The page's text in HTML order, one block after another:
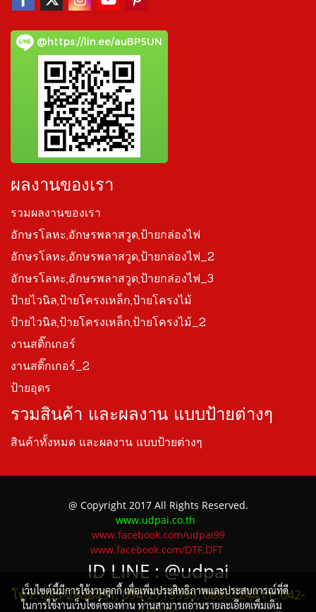
@https://lin.ee/auBP5UN
ผลงานของเรา
รวมผลงานของเรา
อักษรโลหะ,อักษรพลาสวูด,ป้ายกล่องไฟ
อักษรโลหะ,อักษรพลาสวูด,ป้ายกล่องไฟ_2
อักษรโลหะ,อักษรพลาสวูด,ป้ายกล่องไฟ_3
ป้ายไวนิล,ป้ายโครงเหล็ก,ป้ายโครงไม้
ป้ายไวนิล,ป้ายโครงเหล็ก,ป้ายโครงไม้_2
งานสติ๊กเกอร์
งานสติ๊กเกอร์_2
ป้ายอุดร
รวมสินค้า และผลงาน แบบป้ายต่างๆ
สินค้าทั้งหมด และผลงาน แบบป้ายต่างๆ
@ Copyright 2017 All Rights Reserved.
www.udpai.co.th
www.facebook.com/udpai99
www.facebook.com/DTF.DFT
ID LINE : @udpai
โทร. 083-2888491, 094-2713999, 0896224411, 042-
เว็บไซต์นี้มีการใช้งานคุกกี้ เพื่อเพิ่มประสิทธิภาพและประสบการณ์ที่ดี
ในการใช้งานเว็บไซต์ของท่าน ท่านสามารถอ่านรายละเอียดเพิ่มเติม